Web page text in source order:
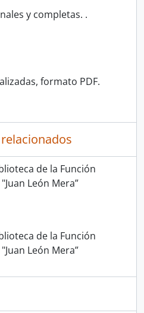
y completas. .
formato PDF.
de la Función
León Mera”
de la Función
León Mera”